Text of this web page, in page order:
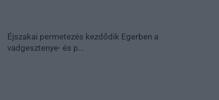
Éjszakai permetezés kezdődik Egerben a
vadgesztenye- és p...